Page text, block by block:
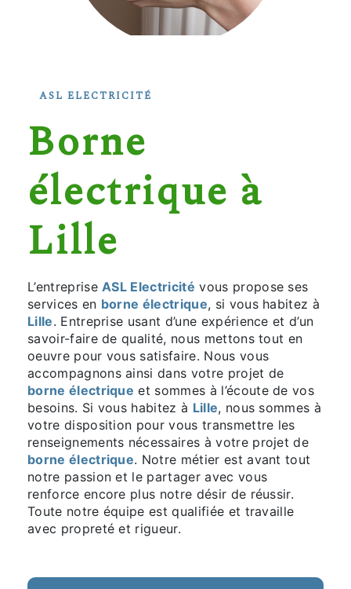
ASL ELECTRICITÉ
borne
électrique à
Lille
L’entreprise ASL Electricité vous propose ses
services en borne électrique, si vous habitez à
Lille. Entreprise usant d’une expérience et d’un
savoir-faire de qualité, nous mettons tout en
oeuvre pour vous satisfaire. Nous vous
accompagnons ainsi dans votre projet de
borne électrique et sommes à l’écoute de vos
besoins. Si vous habitez à Lille, nous sommes à
votre disposition pour vous transmettre les
renseignements nécessaires à votre projet de
borne électrique. Notre métier est avant tout
notre passion et le partager avec vous
renforce encore plus notre désir de réussir.
Toute notre équipe est qualifiée et travaille
avec propreté et rigueur.